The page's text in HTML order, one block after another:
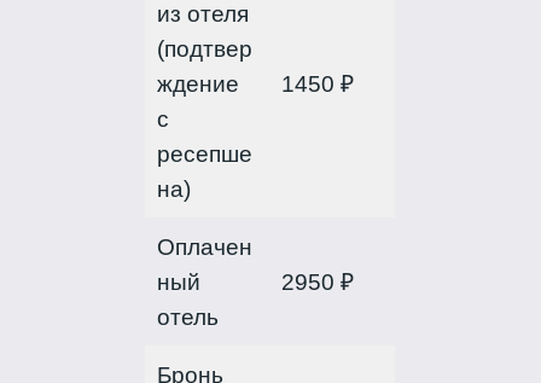
из отеля
(подтвер
ждение
с
ресепше
на)
1450 ₽
Оплачен
ный
отель
2950 ₽
Бронь